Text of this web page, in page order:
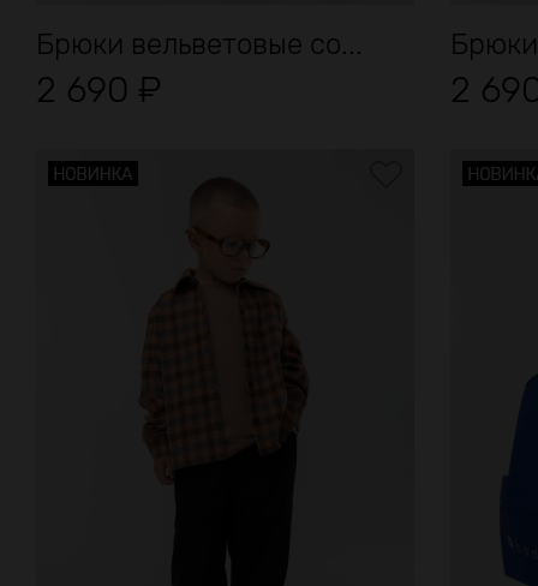
Брюки вельветовые со...
2 690 ₽ 2